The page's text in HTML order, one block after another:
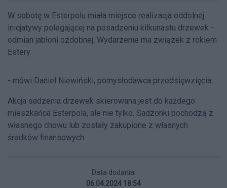
W sobotę w Esterpolu miała miejsce realizacja oddolnej
inicjatywy polegającej na posadzeniu kilkunastu drzewek -
odmian jabłoni ozdobnej. Wydarzenie ma związek z rokiem
Estery.
- mówi Daniel Niewiński, pomysłodawca przedsięwzięcia.
Akcja sadzenia drzewek skierowana jest do każdego
mieszkańca Esterpola, ale nie tylko. Sadzonki pochodzą z
własnego chowu lub zostały zakupione z własnych
środków finansowych.
Data dodania:
06.04.2024 18:54